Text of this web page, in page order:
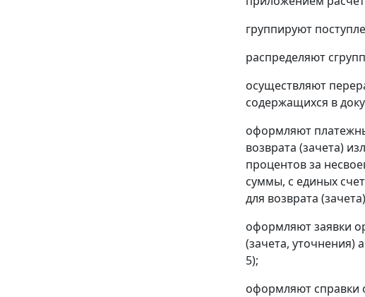
группируют
распределяют
осуществляют
содержащихся в
оформляют
возврата (зачета)
процентов за
суммы, с единых
для возврата
оформляют заявки
(зачета, уточнения)
5);
оформляют справки